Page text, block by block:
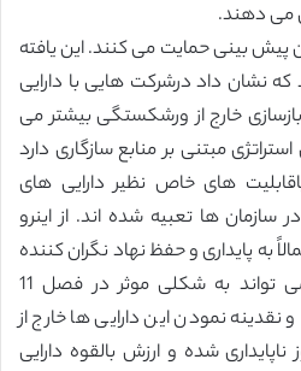
پیش بینی حمایت می کنند. این یافته
نشان داد درشرکت هایی با دارایی
خارج از ورشکستگی بیشتر می
1 با تحقیق استراتژی مبتنی بر منابع سازگاری دارد
های خاص نظیر دارایی های
سازمان ها تعبیه شده اند. از اینرو
به پایداری و حفظ نهاد نگران کننده
بستگی دارد و این مسئله می تواند به شکلی موثر در فصل 11
نمودن این دارایی ها خارج از
شده و ارزش بالقوه دارایی